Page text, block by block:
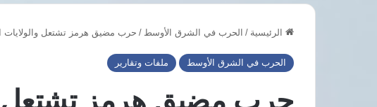
الرئيسية / الحرب في الشرق الأوسط / حرب مضيق هرمز تشتعل والولايات
الحرب في الشرق الأوسط ملفات وتقارير
هي
الدكتورة
جوكاكو؟